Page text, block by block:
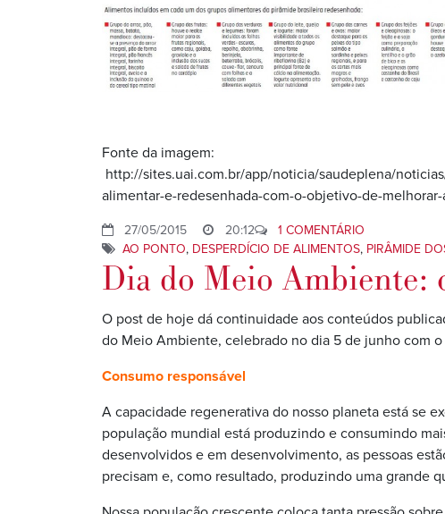
Fonte da imagem:
http://sites.uai.com.br/app/noticia/saudeplena/
alimentar-e-redesenhada-com-o-objetivo-de-
27/05/2015 20:12
1 COMENTÁRIO
AO PONTO, DESPERDÍCIO DE ALIMENTOS, PIRÂMIDE
Dia do Meio Ambiente:
O post de hoje dá continuidade aos conteúdos
do Meio Ambiente, celebrado no dia 5 de junho com
Consumo responsável
A capacidade regenerativa do nosso planeta está se
população mundial está produzindo e consumindo
desenvolvidos e em desenvolvimento, as pessoas
precisam e, como resultado, produzindo uma grande